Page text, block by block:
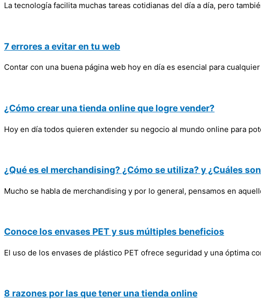
La tecnología facilita muchas tareas cotidianas del día a día, pero
7 errores a evitar en tu web
Contar con una buena página web hoy en día es esencial para
¿Cómo crear una tienda online que logre vender?
Hoy en día todos quieren extender su negocio al mundo online para
¿Qué es el merchandising? ¿Cómo se utiliza? y ¿Cuáles
Mucho se habla de merchandising y por lo general, pensamos en
Conoce los envases PET y sus múltiples beneficios
El uso de los envases de plástico PET ofrece seguridad y una óptima
8 razones por las que tener una tienda online